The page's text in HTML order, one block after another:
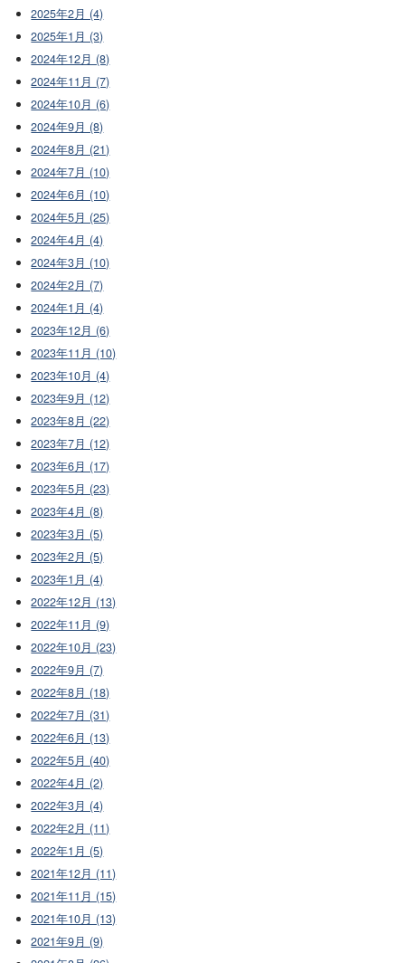
2025年2月 (4)
2025年1月 (3)
2024年12月 (8)
2024年11月 (7)
2024年10月 (6)
2024年9月 (8)
2024年8月 (21)
2024年7月 (10)
2024年6月 (10)
2024年5月 (25)
2024年4月 (4)
2024年3月 (10)
2024年2月 (7)
2024年1月 (4)
2023年12月 (6)
2023年11月 (10)
2023年10月 (4)
2023年9月 (12)
2023年8月 (22)
2023年7月 (12)
2023年6月 (17)
2023年5月 (23)
2023年4月 (8)
2023年3月 (5)
2023年2月 (5)
2023年1月 (4)
2022年12月 (13)
2022年11月 (9)
2022年10月 (23)
2022年9月 (7)
2022年8月 (18)
2022年7月 (31)
2022年6月 (13)
2022年5月 (40)
2022年4月 (2)
2022年3月 (4)
2022年2月 (11)
2022年1月 (5)
2021年12月 (11)
2021年11月 (15)
2021年10月 (13)
2021年9月 (9)